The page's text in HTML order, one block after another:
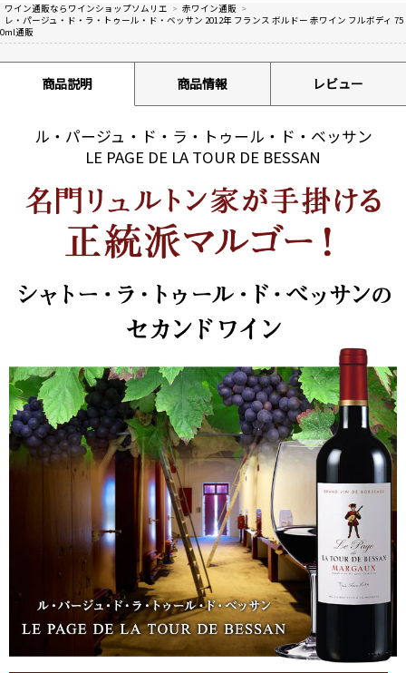
ワイン通販ならワインショップソムリエ > 赤ワイン通販 >
レ・パージュ・ド・ラ・トゥール・ド・ベッサン 2012年 フランス ボルドー 赤ワイン フルボディ 75
0ml通販
商品説明 商品情報 レビュー
ル・パージュ・ド・ラ・トゥール・ド・ベッサン
LE PAGE DE LA TOUR DE BESSAN